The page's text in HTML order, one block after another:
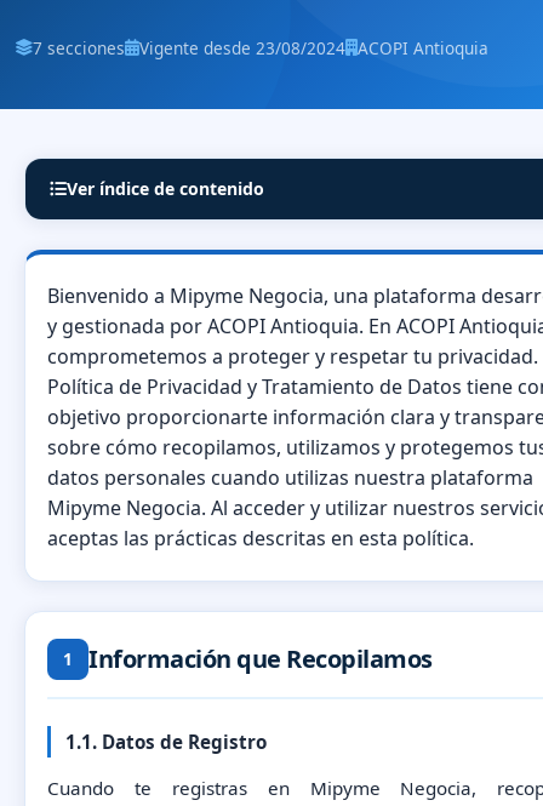
7 secciones Vigente desde 23/08/2024 ACOPI Antioquia
Ver índice de contenido
Bienvenido a Mipyme Negocia, una plataforma
y gestionada por ACOPI Antioquia. En ACOPI
comprometemos a proteger y respetar tu privacidad.
Política de Privacidad y Tratamiento de Datos tiene
objetivo proporcionarte información clara y
sobre cómo recopilamos, utilizamos y protegemos
datos personales cuando utilizas nuestra plataforma
Mipyme Negocia. Al acceder y utilizar nuestros
aceptas las prácticas descritas en esta política.
1 Información que Recopilamos
1.1. Datos de Registro
Cuando te registras en Mipyme Negocia,